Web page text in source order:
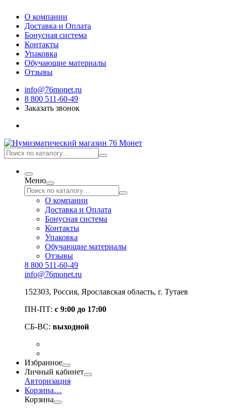
О компании
Доставка и Оплата
Бонусная система
Контакты
Упаковка
Обучающие материалы
Отзывы
info@76monet.ru
8 800 511-60-49
Заказать звонок
Меню
О компании
Доставка и Оплата
Бонусная система
Контакты
Упаковка
Обучающие материалы
Отзывы
8 800 511-60-49
info@76monet.ru
152303, Россия, Ярославская область, г. Тутаев
ПН-ПТ: с 9:00 до 17:00
СБ-ВС: выходной
Избранное
Личный кабинет
Авторизация
Корзина…
Корзина